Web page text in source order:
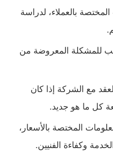
بالعملاء، لدراسة
للمشكلة المعروضة من
مع الشركة إذا كان
كل ما هو جديد.
المختصة بالأسعار،
وكفاءة الفنيين.